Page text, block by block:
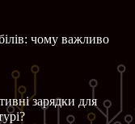
чому важливо
зарядки для